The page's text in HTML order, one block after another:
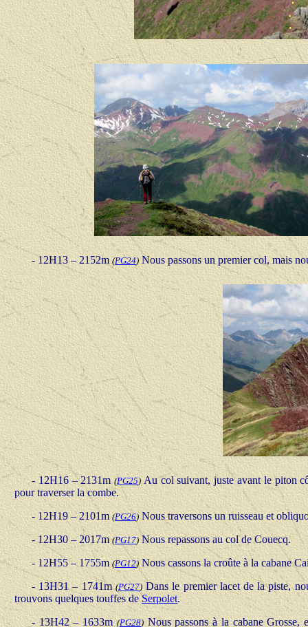
- 12H13 – 2152m (PG24) Nous passons un premier col, mais
- 12H16 – 2131m(PG25)Au col suivant, juste avant le piton
pour traverser la combe.
- 12H19 – 2101m(PG26) Nous traversons un ruisseau et
- 12H30 – 2017m(PG17) Nous repassons au col de Couecq.
- 12H55 – 1755m (PG12) Nous cassons la croûte à la cabane
- 13H31 – 1741m(PG27) Dans le premier lacet de la piste,
trouvons quelques touffes deSerpolet.
- 13H42 – 1633m(PG28) Nous passons à la cabane